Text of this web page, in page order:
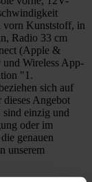
vorn Kunststoff, in
Radio 33 cm
(Apple &
Wireless App-
"1.
sich auf
Angebot
sind einzig und
oder im
genauen
unserem